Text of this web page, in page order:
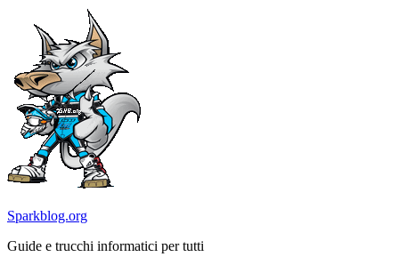
contenuto
Sparkblog.org
Guide e trucchi informatici per tutti